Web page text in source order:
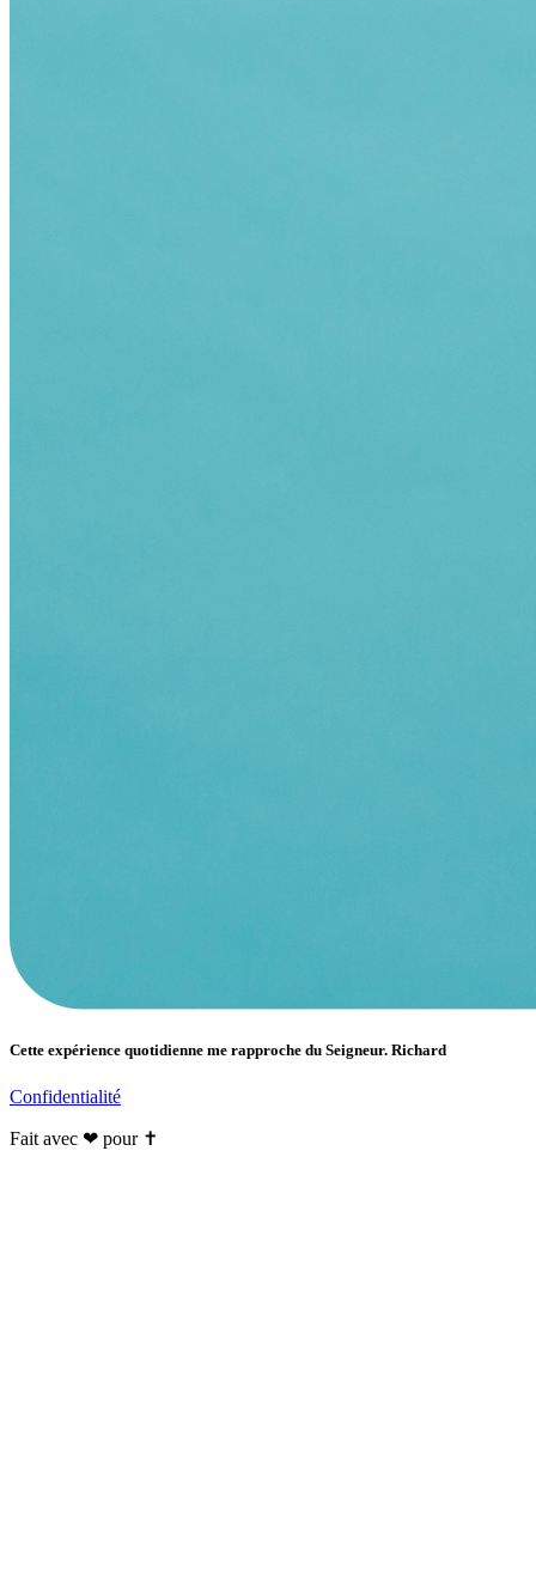
Cette expérience quotidienne me rapproche du Seigneur. Richard
Confidentialité
Fait avec ❤ pour ✝️️